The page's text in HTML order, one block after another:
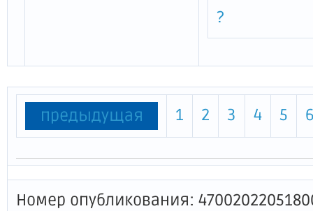
мероприятий по стимулированию
утратившими силу отдельных
постановлений Правительства
Ленинградской области"
?
предыдущая 1 2 3 4 5
Номер опубликования: